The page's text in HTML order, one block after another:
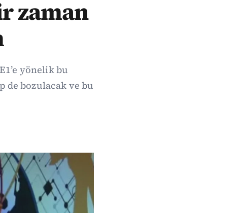
zaman
yönelik bu
bozulacak ve bu